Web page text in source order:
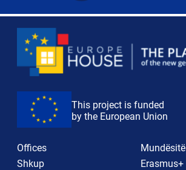
This project is funded
by the European Union
Offices
Shkup
Mundësitë
Erasmus+